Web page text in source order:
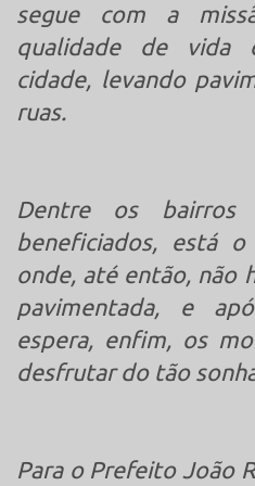
segue com a
qualidade de vida
cidade, levando
ruas.
Dentre os bairros
beneficiados, está
onde, até então, não
pavimentada, e
espera, enfim, os
desfrutar do tão
Para o Prefeito João